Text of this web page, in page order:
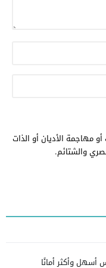
مهاجمة الأديان أو الذات
والشتائم.